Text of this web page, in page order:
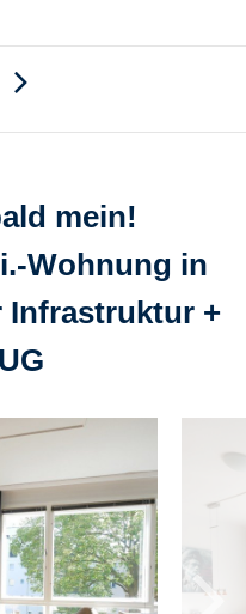
mein!
Wohnung in
Infrastruktur +